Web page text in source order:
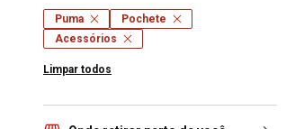
Puma
Pochete
Acessórios
Limpar todos